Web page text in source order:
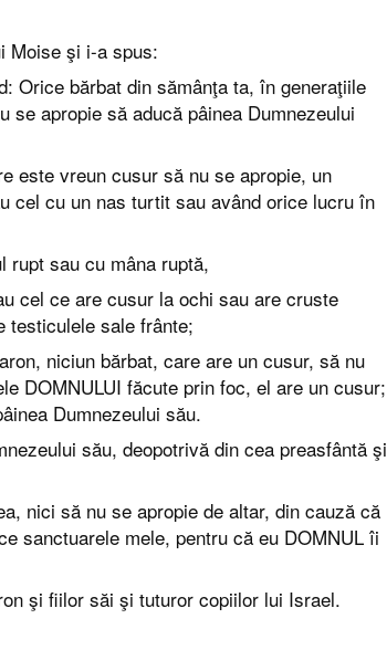
Moise şi i-a spus:
Orice bărbat din sămânţa ta, în generaţiile
se apropie să aducă pâinea Dumnezeului
este vreun cusur să nu se apropie, un
cel cu un nas turtit sau având orice lucru în
rupt sau cu mâna ruptă,
cel ce are cusur la ochi sau are cruste
testiculele sale frânte;
niciun bărbat, care are un cusur, să nu
DOMNULUI făcute prin foc, el are un cusur;
Dumnezeului său.
său, deopotrivă din cea preasfântă şi
nici să nu se apropie de altar, din cauză că
sanctuarele mele, pentru că eu DOMNUL îi
şi fiilor săi şi tuturor copiilor lui Israel.